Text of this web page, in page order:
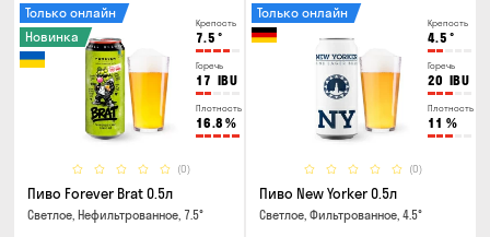
Крепость
7.5 °
Горечь
17 IBU
Плотность
16.8 %
(0)
Только онлайн
Новинка
Пиво Forever Brat 0.5л
Светлое, Нефильтрованное, 7.5°
Крепость
4.5 °
Горечь
20 IBU
Плотность
11 %
(0)
Только онлайн
Пиво New Yorker 0.5л
Светлое, Фильтрованное, 4.5°